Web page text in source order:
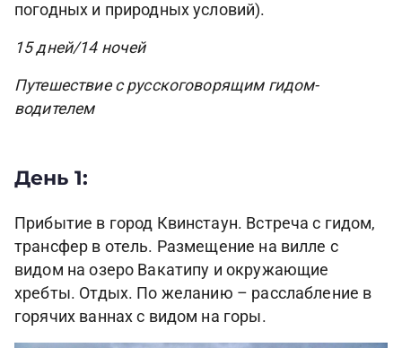
погодных и природных условий).
15 дней/14 ночей
Путешествие с русскоговорящим гидом-
водителем
День 1:
Прибытие в город Квинстаун. Встреча с гидом,
трансфер в отель. Размещение на вилле с
видом на озеро Вакатипу и окружающие
хребты. Отдых. По желанию – расслабление в
горячих ваннах с видом на горы.